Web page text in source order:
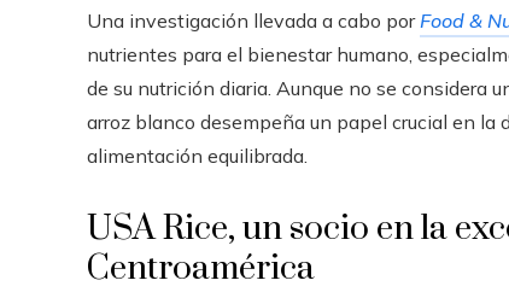
Una investigación llevada a cabo porFood &
nutrientes para el bienestar humano,
de su nutrición diaria. Aunque no se considera
arroz blanco desempeña un papel crucial en
alimentación equilibrada.
USA Rice, un socio en la
Centroamérica